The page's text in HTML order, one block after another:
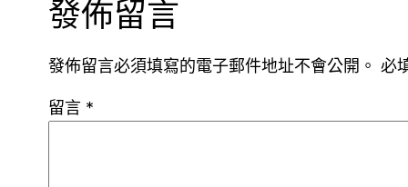
發佈留言
發佈留言必須填寫的電子郵件地址不會公開。 必
留言 *